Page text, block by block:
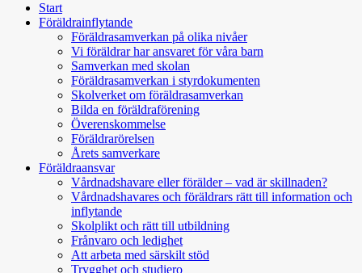
Start
Föräldrainflytande
Föräldrasamverkan på olika nivåer
Vi föräldrar har ansvaret för våra barn
Samverkan med skolan
Föräldrasamverkan i styrdokumenten
Skolverket om föräldrasamverkan
Bilda en föräldraförening
Överenskommelse
Föräldrarörelsen
Årets samverkare
Föräldraansvar
Vårdnadshavare eller förälder – vad är skillnaden?
Vårdnadshavares och föräldrars rätt till information och
inflytande
Skolplikt och rätt till utbildning
Frånvaro och ledighet
Att arbeta med särskilt stöd
Trygghet och studiero